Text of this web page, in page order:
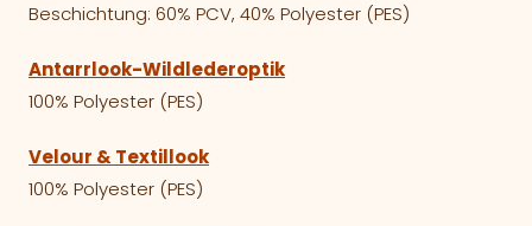
Beschichtung: 60% PCV, 40% Polyester (PES)
Antarrlook-Wildlederoptik
100% Polyester (PES)
Velour & Textillook
100% Polyester (PES)